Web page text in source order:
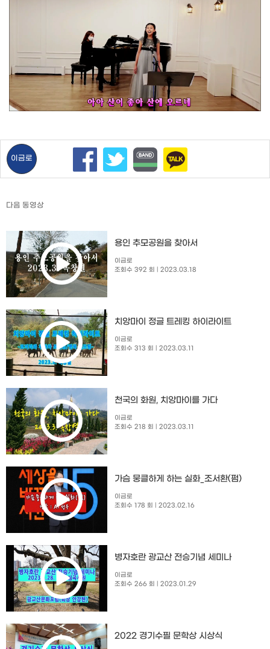
이금로
다음 동영상
용인 추모공원을 찾아서
이금로
조회수 392 회
| 2023.03.18
치앙마이 정글 트레킹 하이라이트
이금로
조회수 313 회
| 2023.03.11
천국의 화원, 치앙마이를 가다
이금로
조회수 218 회
| 2023.03.11
가슴 뭉클하게 하는 실화_조서환(펌)
이금로
조회수 178 회
| 2023.02.16
병자호란 광교산 전승기념 세미나
이금로
조회수 266 회
| 2023.01.29
2022 경기수필 문학상 시상식